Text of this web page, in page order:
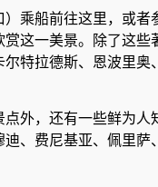
乘船前往这里，或者
这一美景。除了这些
特拉德斯、恩波里奥
外，还有一些鲜为人
、费尼基亚、佩里萨